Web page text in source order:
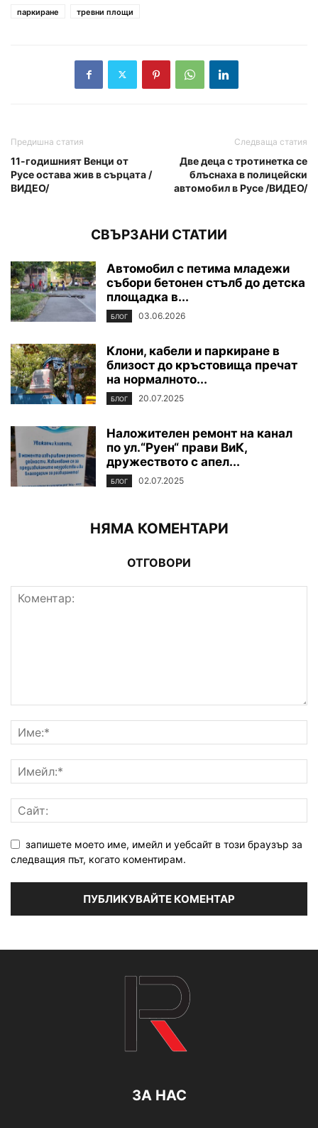
паркиране
тревни площи
Предишна статия
11-годишният Венци от
Русе остава жив в сърцата /
ВИДЕО/
Следваща статия
Две деца с тротинетка се
блъснаха в полицейски
автомобил в Русе /ВИДЕО/
СВЪРЗАНИ СТАТИИ
Автомобил с петима младежи
събори бетонен стълб до детска
площадка в...
БЛОГ 03.06.2026
Клони, кабели и паркиране в
близост до кръстовища пречат
на нормалното...
БЛОГ 20.07.2025
Наложителен ремонт на канал
по ул.“Руен“ прави ВиК,
дружеството с апел...
БЛОГ 02.07.2025
НЯМА КОМЕНТАРИ
ОТГОВОРИ
запишете моето име, имейл и уебсайт в този браузър за
следващия път, когато коментирам.
ЗА НАС